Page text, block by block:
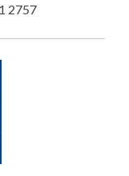
2757